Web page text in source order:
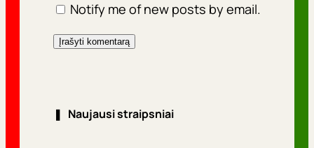
Notify me of new posts by email.
❚ Naujausi straipsniai